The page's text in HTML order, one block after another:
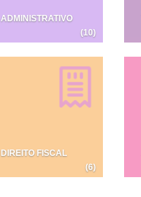
ADMINISTRATIVO
(10)
DIREITO FISCAL
(6)